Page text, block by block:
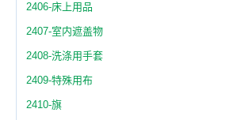
2406-床上用品
2407-室内遮盖物
2408-洗涤用手套
2409-特殊用布
2410-旗